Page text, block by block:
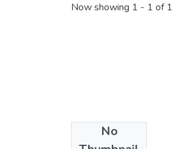
Now showing 1 - 1 of 1
No
License bundle